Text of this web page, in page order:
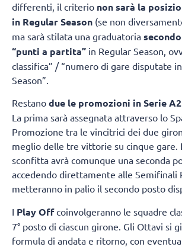
differenti, il criterio non sarà la
in Regular Season (se non
ma sarà stilata una graduatoria
“punti a partita” in Regular Season,
classifica” / “numero di gare disputate
Season”.
Restano due le promozioni in Serie
La prima sarà assegnata attraverso lo
Promozione tra le vincitrici dei due
meglio delle tre vittorie su cinque gare.
sconfitta avrà comunque una seconda
accedendo direttamente alle Semifinali
metteranno in palio il secondo posto
I Play Offcoinvolgeranno le squadre
7° posto di ciascun girone. Gli Ottavi si
formula di andata e ritorno, con